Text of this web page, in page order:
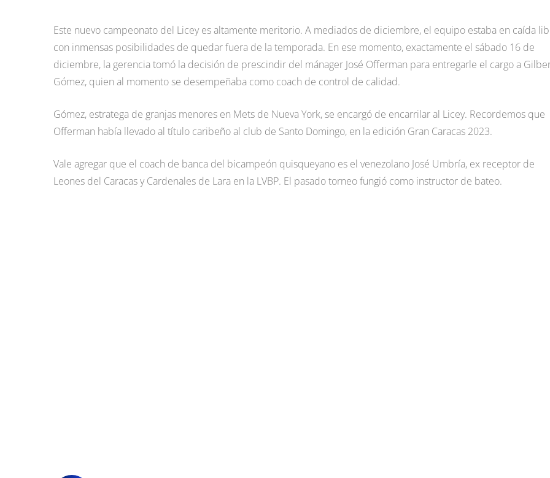
Este nuevo campeonato del Licey es altamente meritorio. A mediados de diciembre, el equipo estaba en caída
con inmensas posibilidades de quedar fuera de la temporada. En ese momento, exactamente el sábado 16 de
diciembre, la gerencia tomó la decisión de prescindir del mánager José Offerman para entregarle el cargo a
Gómez, quien al momento se desempeñaba como coach de control de calidad.
Gómez, estratega de granjas menores en Mets de Nueva York, se encargó de encarrilar al Licey. Recordemos que
Offerman había llevado al título caribeño al club de Santo Domingo, en la edición Gran Caracas 2023.
Vale agregar que el coach de banca del bicampeón quisqueyano es el venezolano José Umbría, ex receptor de
Leones del Caracas y Cardenales de Lara en la LVBP. El pasado torneo fungió como instructor de bateo.